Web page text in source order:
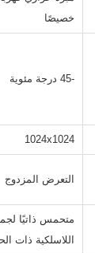
خصيصًا
-45 درجة مئوية
1024x1024
التعرض المزدوج
متحمس ذاتيًا
اللاسلكية ذات